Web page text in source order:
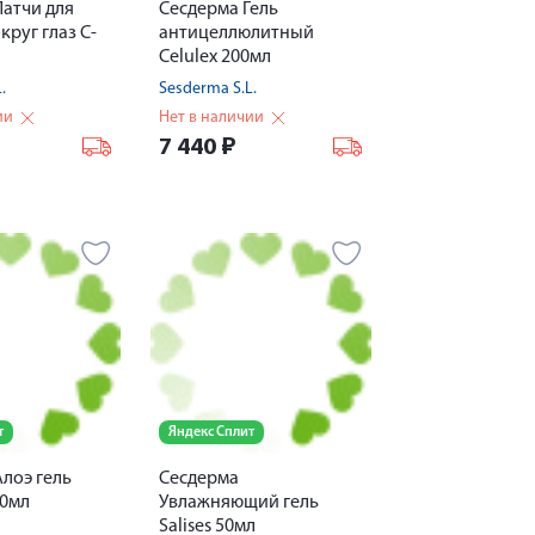
для
глаз C-
Сесдерма Гель
антицеллюлитный
Celulex 200мл
Sesderma S.L.
Нет в наличии
7 440 ₽
гель
Яндекс Сплит
Сесдерма
Увлажняющий гель
Salises 50мл